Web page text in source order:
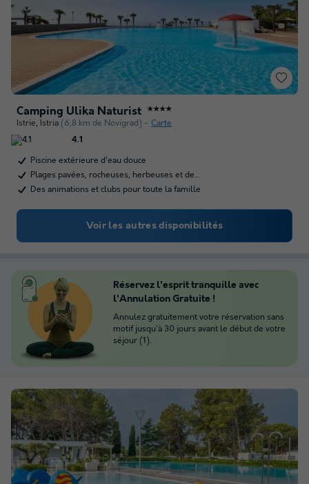
Camping Ulika Naturist ★★★★
Istrie, Istria (6,8 km de Novigrad) Carte
4.1
Piscine extérieure d'eau douce
Plages pavées, rocheuses, herbeuses et de…
Des animations et clubs pour toute la famille
Voir les autres disponibilités
Réservez l'esprit tranquille avec
l'Annulation Gratuite !
Annulez gratuitement votre réservation sans
motif jusqu'à 30 jours avant le début de votre
séjour (1).